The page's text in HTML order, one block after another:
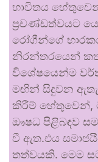
භාවිතය
ප්‍රචණ්ඩත්වයට
රෝගීන්ගේ
නිරන්තරයෙන්
විශේෂයෙන්ම
මඟින් සිදුවන
කිරීම් හේතුවෙන්,
ඖෂධ පිළිබඳව
වී ඇත.එය
තත්වයකි. මෙම